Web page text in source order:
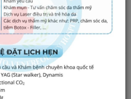
khám chuyên đề bệnh Vảy nến
liễu Đà Nẵng
Đã xem: 2070
NGỒI BỒN CẦU
Đã xem: 1683